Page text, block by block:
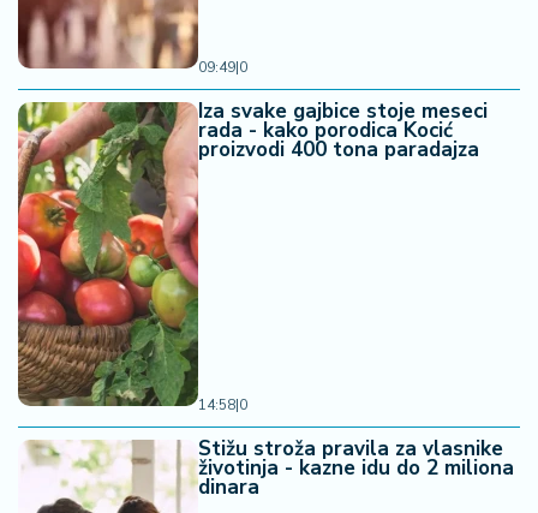
09:49|0
Iza svake gajbice stoje meseci
rada - kako porodica Kocić
proizvodi 400 tona paradajza
14:58|0
Stižu stroža pravila za vlasnike
životinja - kazne idu do 2 miliona
dinara